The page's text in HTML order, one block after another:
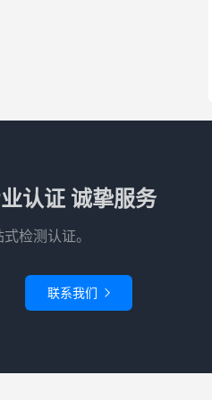
认证 诚挚服务
检测认证。
联系我们 